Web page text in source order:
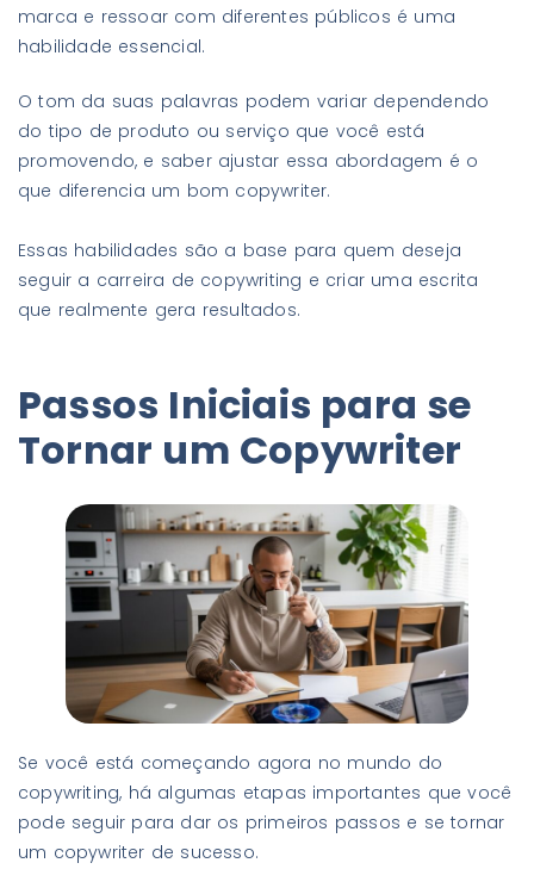
marca e ressoar com diferentes públicos é uma
habilidade essencial.
O tom da suas palavras podem variar dependendo
do tipo de produto ou serviço que você está
promovendo, e saber ajustar essa abordagem é o
que diferencia um bom copywriter.
Essas habilidades são a base para quem deseja
seguir a carreira de copywriting e criar uma escrita
que realmente gera resultados.
Passos Iniciais para se
Tornar um Copywriter
Se você está começando agora no mundo do
copywriting, há algumas etapas importantes que você
pode seguir para dar os primeiros passos e se tornar
um copywriter de sucesso.